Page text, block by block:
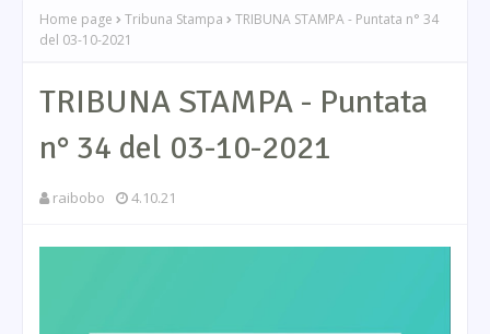
Home page Tribuna Stampa
TRIBUNA STAMPA - Puntata n° 34
del 03-10-2021
TRIBUNA STAMPA - Puntata
n° 34 del 03-10-2021
raibobo 4.10.21